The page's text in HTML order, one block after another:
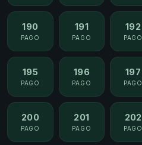
190
PAGO
191
PAGO
192
PAGO
195
PAGO
196
PAGO
197
PAGO
200
PAGO
201
PAGO
202
PAGO